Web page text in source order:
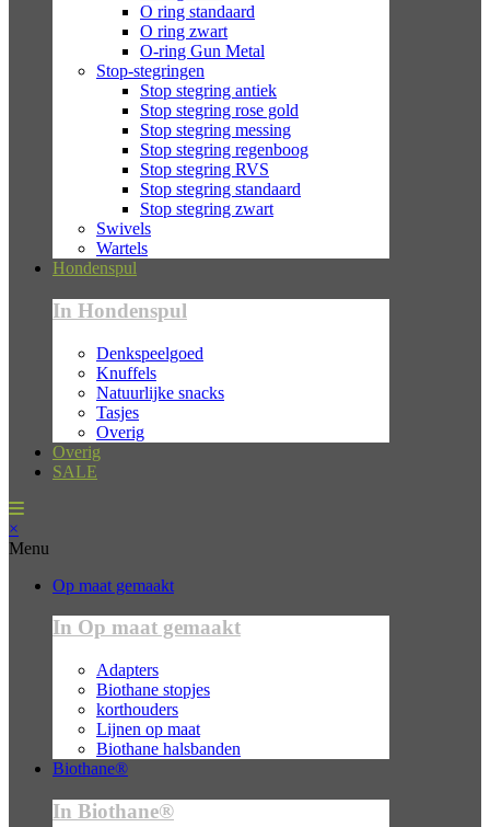
O ring standaard
O ring zwart
O-ring Gun Metal
Stop-stegringen
Stop stegring antiek
Stop stegring rose gold
Stop stegring messing
Stop stegring regenboog
Stop stegring RVS
Stop stegring standaard
Stop stegring zwart
Swivels
Wartels
Hondenspul
In Hondenspul
Denkspeelgoed
Knuffels
Natuurlijke snacks
Tasjes
Overig
Overig
SALE
×
Menu
Op maat gemaakt
In Op maat gemaakt
Adapters
Biothane stopjes
korthouders
Lijnen op maat
Biothane halsbanden
Biothane®
In Biothane®